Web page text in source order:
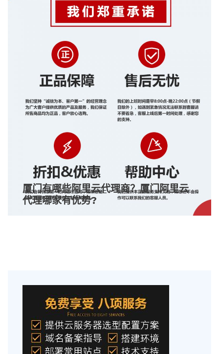
厦门有哪些阿里云代理商？厦门阿里云
代理哪家有优势?